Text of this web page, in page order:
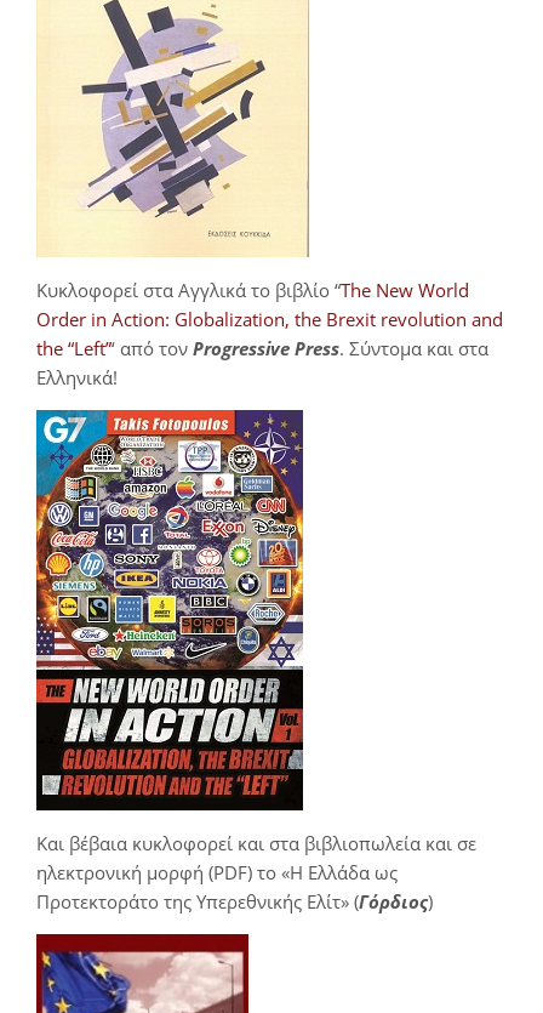
Κυκλοφορεί στα Αγγλικά το βιβλίο “The New World
Order in Action: Globalization, the Brexit revolution and
the “Left”‘ από τον Progressive Press. Σύντομα και στα
Ελληνικά!
Και βέβαια κυκλοφορεί και στα βιβλιοπωλεία και σε
ηλεκτρονική μορφή (PDF) το «Η Ελλάδα ως
Προτεκτοράτο της Υπερεθνικής Ελίτ» (Γόρδιος)